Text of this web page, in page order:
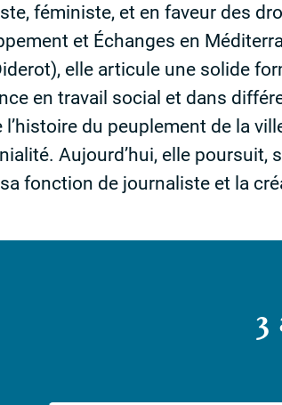
féministe, et en faveur des
et Échanges en
elle articule une solide
en travail social et dans
l’histoire du peuplement de la
Aujourd’hui, elle
fonction de journaliste et la
3